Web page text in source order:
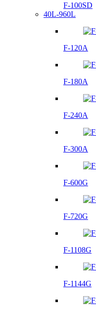
F-100SD
40L-960L
F-120A
F-180A
F-240A
F-300A
F-600G
F-720G
F-1108G
F-1144G